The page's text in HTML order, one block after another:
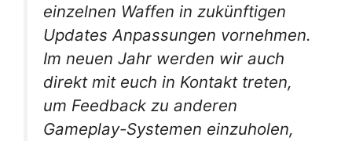
einzelnen Waffen in zukünftigen
Updates Anpassungen vornehmen.
Im neuen Jahr werden wir auch
direkt mit euch in Kontakt treten,
um Feedback zu anderen
Gameplay-Systemen einzuholen,